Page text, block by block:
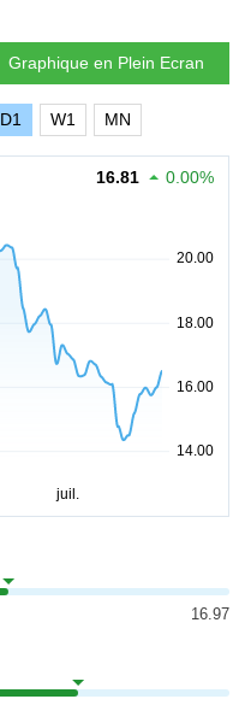
Graphique en Plein Ecran
D1 W1 MN
16.81 0.00%
16.97